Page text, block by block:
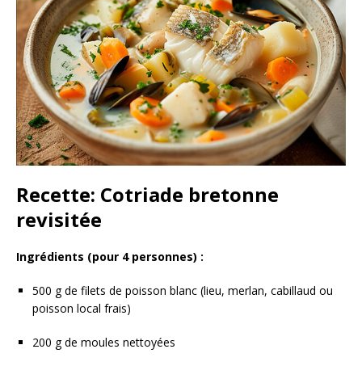
Recette: Cotriade bretonne
revisitée
Ingrédients (pour 4 personnes) :
500 g de filets de poisson blanc (lieu, merlan, cabillaud ou
poisson local frais)
200 g de moules nettoyées